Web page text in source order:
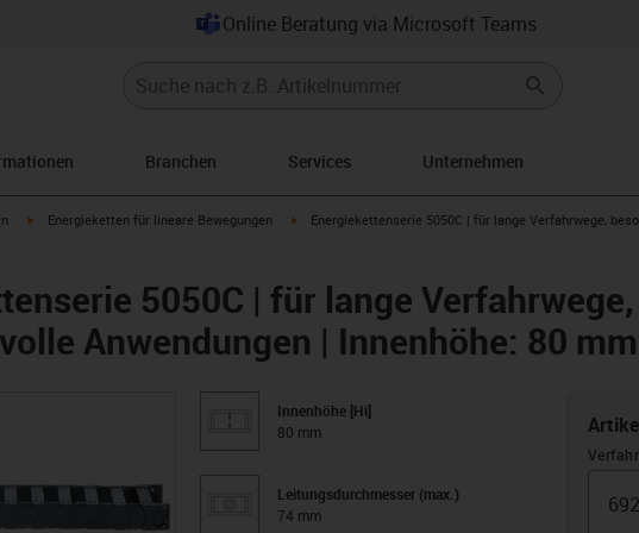
Online Beratung via Microsoft Teams
Branchen Services Unternehmen
right igus-icon-arrow-right
Energieketten für lineare Bewegungen igus-icon-arrow-right
Energiekettenserie 5050C | für lange Verfahrwege,
5050C | für lange
Anwendungen | Innenhöhe: 80 mm
Innenhöhe [Hi]
80 mm
Leitungsdurchmesser (max.)
74 mm